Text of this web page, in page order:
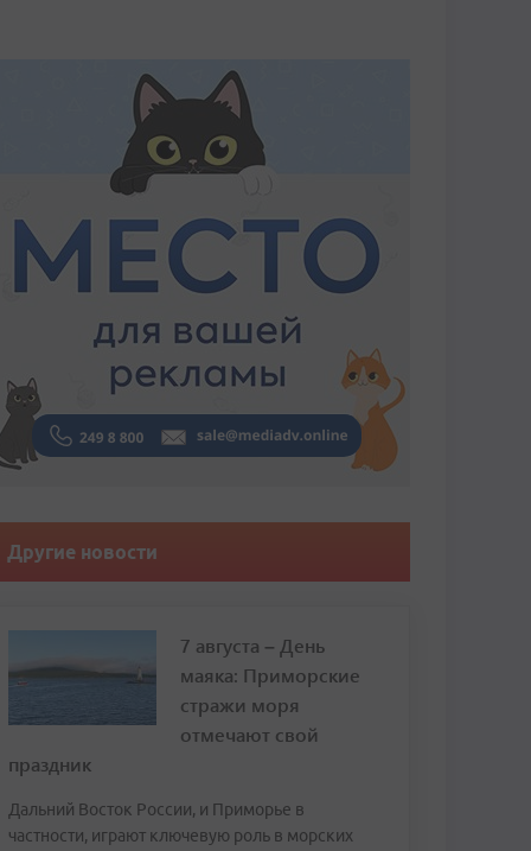
Другие новости
7 августа – День
маяка: Приморские
стражи моря
отмечают свой
праздник
Дальний Восток России, и Приморье в
частности, играют ключевую роль в морских